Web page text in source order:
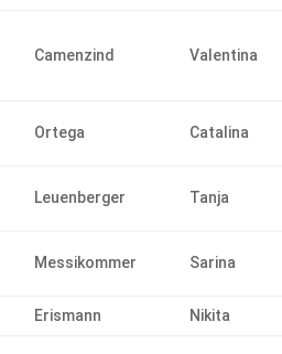
Camenzind Valentina
Ortega Catalina
Leuenberger Tanja
Messikommer Sarina
Erismann Nikita